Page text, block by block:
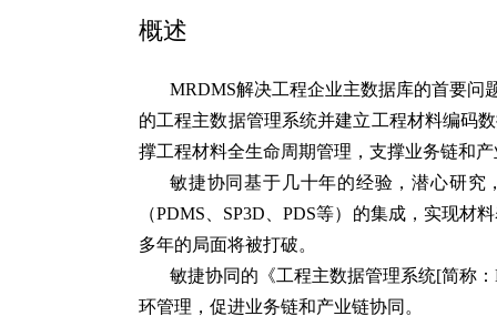
概述
MRDMS解决工程企业主数据库的首要问
的工程主数据管理系统并建立工程材料编码
撑工程材料全生命周期管理，支撑业务链和
敏捷协同基于几十年的经验，潜心研究
（PDMS、SP3D、PDS等）的集成，实现
多年的局面将被打破。
敏捷协同的《工程主数据管理系统[简称
环管理，促进业务链和产业链协同。